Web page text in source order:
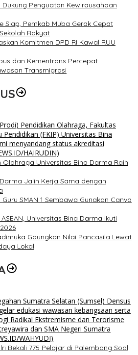
Dukung Penguatan Kewirausahaan
Siap, Pemkab Muba Gerak Cepat
Rakyat
Komitmen DPD RI Kawal RUU
dan Kementrans Percepat
Transmigrasi
Olahraga Universitas Bina Darma Raih
Jalin Kerja Sama dengan
SMAN 1 Sembawa Gunakan Canva
Universitas Bina Darma Ikuti
Gaungkan Nilai Pancasila Lewat
Lokal
Bekali 775 Pelajar di Palembang Soal